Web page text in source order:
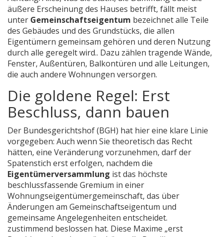
äußere Erscheinung des Hauses betrifft, fällt meist
unter Gemeinschaftseigentum bezeichnetalle Teile
des Gebäudes und des Grundstücks, die allen
Eigentümern gemeinsam gehören und deren Nutzung
durch alle geregelt wird.. Dazu zählen tragende Wände,
Fenster, Außentüren, Balkontüren und alle Leitungen,
die auch andere Wohnungen versorgen.
Die goldene Regel: Erst
Beschluss, dann bauen
Der Bundesgerichtshof (BGH) hat hier eine klare Linie
vorgegeben: Auch wenn Sie theoretisch das Recht
hätten, eine Veränderung vorzunehmen, darf der
Spatenstich erst erfolgen, nachdem die
Eigentümerversammlung istdas höchste
beschlussfassende Gremium in einer
Wohnungseigentümergemeinschaft, das über
Änderungen am Gemeinschaftseigentum und
gemeinsame Angelegenheiten entscheidet.
zustimmend beslossen hat. Diese Maxime „erst